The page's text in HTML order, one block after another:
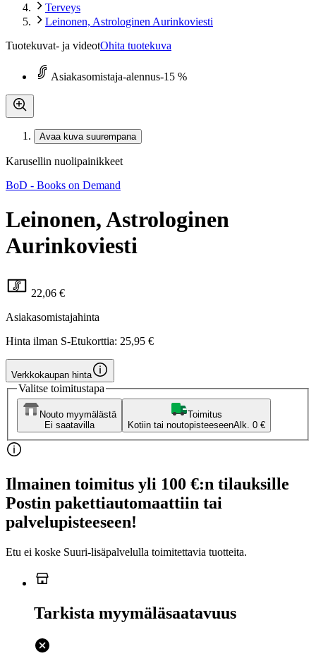
Terveys
Leinonen, Astrologinen Aurinkoviesti
Tuotekuvat- ja videotOhita tuotekuva
Asiakasomistaja-alennus-15 %
Avaa kuva suurempana
Karusellin nuolipainikkeet
BoD - Books on Demand
Leinonen, Astrologinen
Aurinkoviesti
22,06 €
Asiakasomistajahinta
Hinta ilman S-Etukorttia: 25,95 €
Verkkokaupan hinta
Valitse toimitustapa
Nouto myymälästä
Ei saatavilla
Toimitus
Kotiin tai noutopisteeseenAlk. 0 €
Ilmainen toimitus yli 100 €:n tilauksille
Postin pakettiautomaattiin tai
palvelupisteeseen!
Etu ei koske Suuri‑lisäpalvelulla toimitettavia tuotteita.
Tarkista myymäläsaatavuus